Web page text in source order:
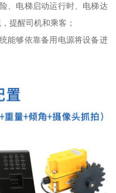
、电梯启动运行时、电梯达
提醒司机和乘客；
能够依靠备用电源将设备进